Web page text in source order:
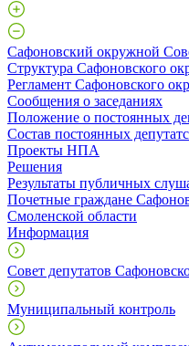
Сафоновский окружной
Структура Сафоновского
Регламент Сафоновского
Сообщения о заседаниях
Положение о постоянных
Состав постоянных
Проекты НПА
Решения
Результаты публичных
Почетные граждане
Смоленской области
Информация
Совет депутатов
Муниципальный контроль